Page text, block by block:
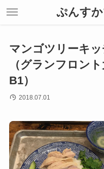
ぷんす
マンゴツリーキ
（グランフロン
B1）
2018.07.01